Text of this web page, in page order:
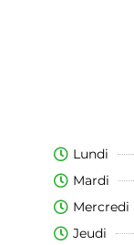
Lundi
Mardi
Mercredi
Jeudi